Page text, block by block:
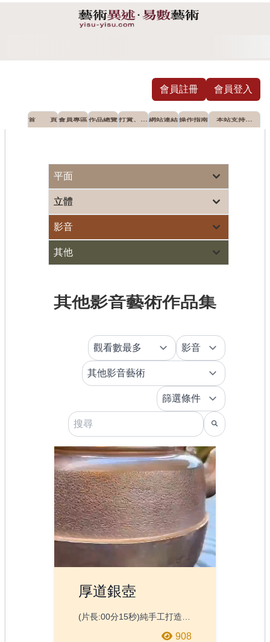
會員註冊 會員登入
首 頁 會員專區 作品總覽 打賞、摸 網站連結 操作指南 本站支持推
平面
立體
影音
其他
其他影音藝術作品集
厚道銀壺
(片長:00分15秒)純手工打造，
足銀999，壺容積1300cc
908